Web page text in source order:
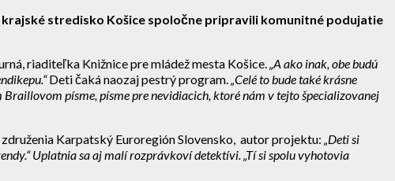
krajské stredisko Košice spoločne pripravili komunitné podujatie
riaditeľka Knižnice pre mládež mesta Košice. „A ako inak, obe budú
Deti čaká naozaj pestrý program. „Celé to bude také krásne
písme, písme pre nevidiacich, ktoré nám v tejto špecializovanej
Karpatský Euroregión Slovensko, autor projektu: „Deti si
Uplatnia sa aj malí rozprávkoví detektívi. „Tí si spolu vyhotovia